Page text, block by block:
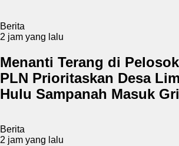
Berita
2 jam yang lalu
Menanti Terang di
PLN Prioritaskan Desa
Hulu Sampanah Masuk
Berita
2 jam yang lalu